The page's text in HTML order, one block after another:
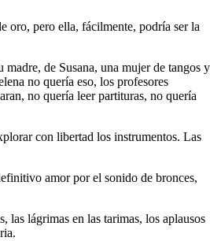
oro, pero ella, fácilmente, podría ser la
de Susana, una mujer de tangos y
no quería eso, los profesores
no quería leer partituras, no quería
con libertad los instrumentos. Las
amor por el sonido de bronces,
lágrimas en las tarimas, los aplausos